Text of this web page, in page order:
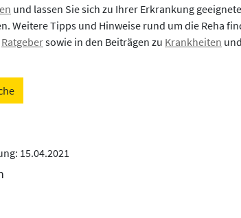
und lassen Sie sich zu Ihrer Erkrankung geeignete
Weitere Tipps und Hinweise rund um die Reha
Ratgebersowie in den Beiträgen zu Krankheiten und
15.04.2021